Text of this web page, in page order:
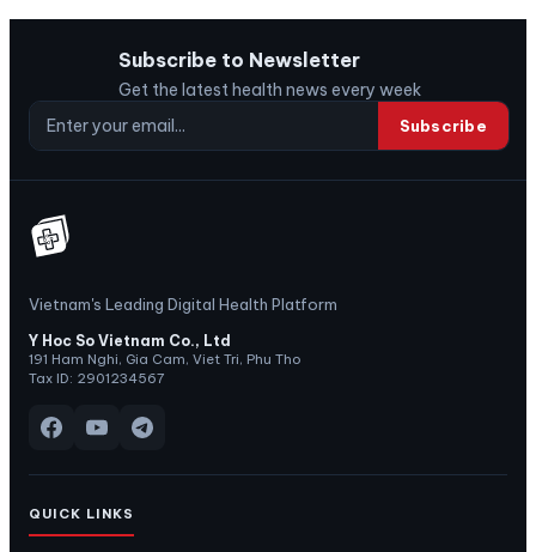
Subscribe to Newsletter
Get the latest health news every week
Subscribe
Vietnam's Leading Digital Health Platform
Y Hoc So Vietnam Co., Ltd
191 Ham Nghi, Gia Cam, Viet Tri, Phu Tho
Tax ID: 2901234567
QUICK LINKS